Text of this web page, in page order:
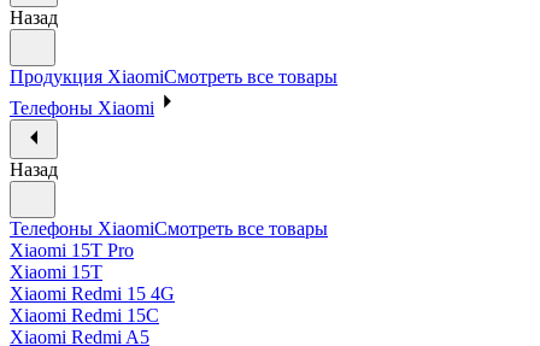
Назад
Продукция XiaomiСмотреть все товары
Телефоны Xiaomi
Назад
Телефоны XiaomiСмотреть все товары
Xiaomi 15T Pro
Xiaomi 15T
Xiaomi Redmi 15 4G
Xiaomi Redmi 15C
Xiaomi Redmi A5